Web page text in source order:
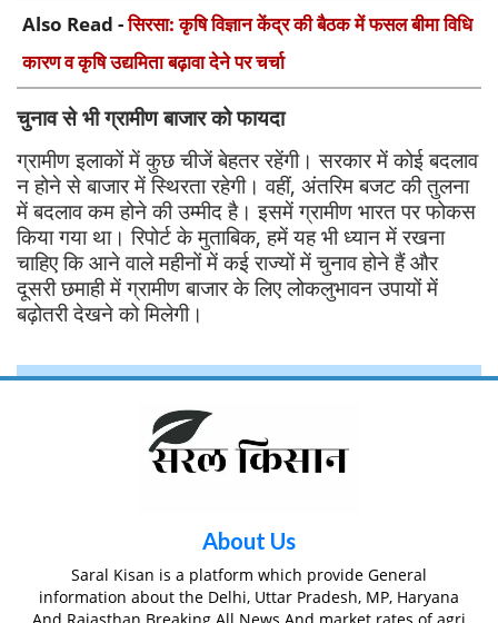
Also Read -सिरसा: कृषि विज्ञान केंद्र की बैठक में फसल बीमा विधि
कारण व कृषि उद्यमिता बढ़ावा देने पर चर्चा
चुनाव से भी ग्रामीण बाजार को फायदा
ग्रामीण इलाकों में कुछ चीजें बेहतर रहेंगी। सरकार में कोई बदलाव
न होने से बाजार में स्थिरता रहेगी। वहीं, अंतरिम बजट की तुलना
में बदलाव कम होने की उम्मीद है। इसमें ग्रामीण भारत पर फोकस
किया गया था। रिपोर्ट के मुताबिक, हमें यह भी ध्यान में रखना
चाहिए कि आने वाले महीनों में कई राज्यों में चुनाव होने हैं और
दूसरी छमाही में ग्रामीण बाजार के लिए लोकलुभावन उपायों में
बढ़ोतरी देखने को मिलेगी।
About Us
Saral Kisan is a platform which provide General
information about the Delhi, Uttar Pradesh, MP, Haryana